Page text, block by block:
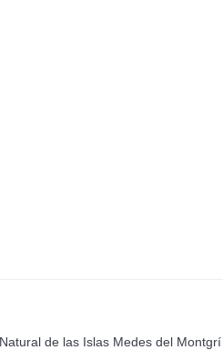
de las Islas Medes del Montgrí